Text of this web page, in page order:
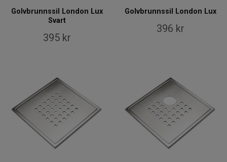
Golvbrunnssil London Lux
Svart
395 kr
Golvbrunnssil London Lux
396 kr